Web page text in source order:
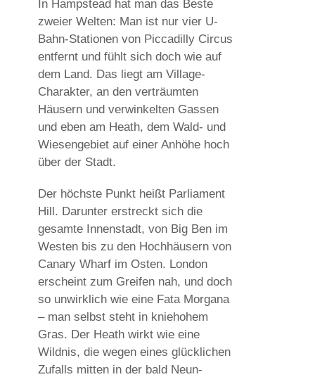
In Hampstead hat man das Beste
zweier Welten: Man ist nur vier U-
Bahn-Stationen von Piccadilly Circus
entfernt und fühlt sich doch wie auf
dem Land. Das liegt am Village-
Charakter, an den verträumten
Häusern und verwinkelten Gassen
und eben am Heath, dem Wald- und
Wiesengebiet auf einer Anhöhe hoch
über der Stadt.
Der höchste Punkt heißt Parliament
Hill. Darunter erstreckt sich die
gesamte Innenstadt, von Big Ben im
Westen bis zu den Hochhäusern von
Canary Wharf im Osten. London
erscheint zum Greifen nah, und doch
so unwirklich wie eine Fata Morgana
– man selbst steht in kniehohem
Gras. Der Heath wirkt wie eine
Wildnis, die wegen eines glücklichen
Zufalls mitten in der bald Neun-